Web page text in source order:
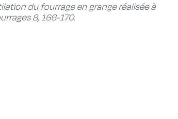
du fourrage en grange réalisée à
8, 166-170.